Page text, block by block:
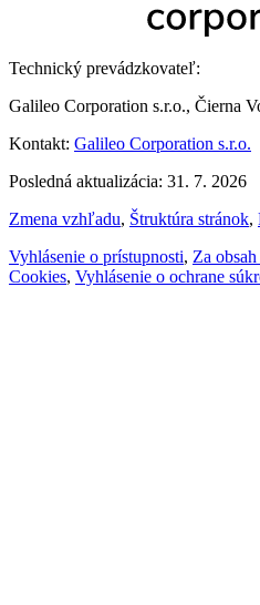
Technický prevádzkovateľ:
Galileo Corporation s.r.o., Čierna
Kontakt: Galileo Corporation s.r.o.
Posledná aktualizácia: 31. 7. 2026
Zmena vzhľadu, Štruktúra stránok,
Vyhlásenie o prístupnosti, Za
Cookies, Vyhlásenie o ochrane